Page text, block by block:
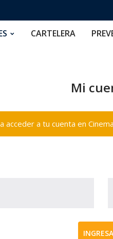
CARTELERA
Mi
a tu cuenta en